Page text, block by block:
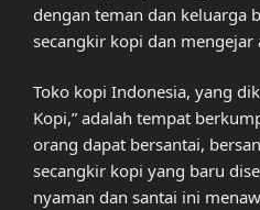
dengan teman dan keluarga
secangkir kopi dan mengejar
Toko kopi Indonesia, yang
Kopi,” adalah tempat
orang dapat bersantai,
secangkir kopi yang baru
nyaman dan santai ini